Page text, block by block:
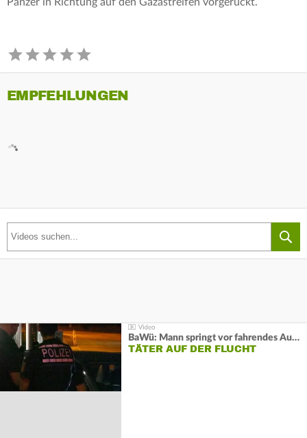
EMPFEHLUNGEN
BaWü: Mann springt vor fahrendes Auto und schießt
TÄTER AUF DER FLUCHT